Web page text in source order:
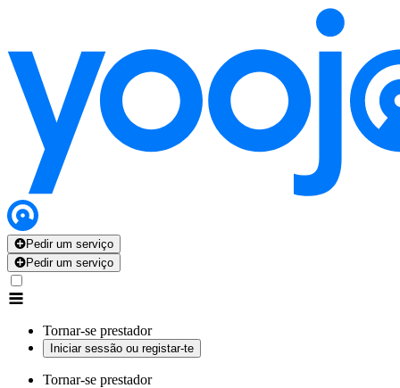
Pedir um serviço
Pedir um serviço
Tornar-se prestador
Iniciar sessão ou registar-te
Tornar-se prestador